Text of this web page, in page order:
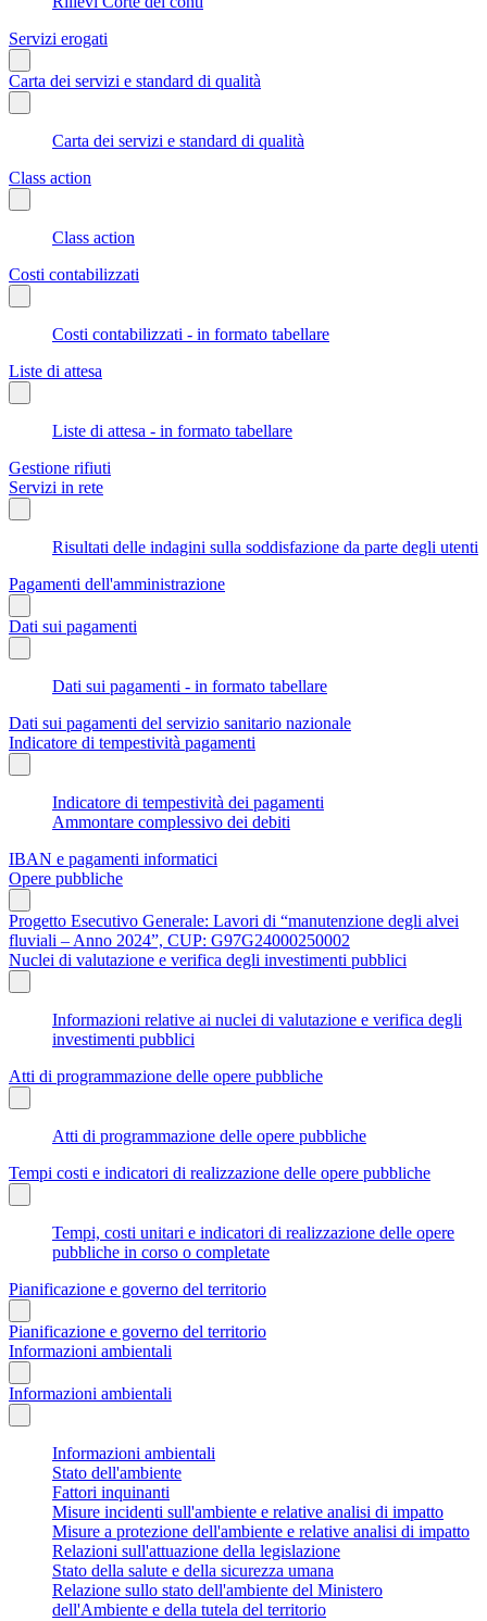
Servizi erogati
Carta dei servizi e standard di qualità
Carta dei servizi e standard di qualità
Class action
Class action
Costi contabilizzati
Costi contabilizzati - in formato tabellare
Liste di attesa
Liste di attesa - in formato tabellare
Gestione rifiuti
Servizi in rete
Risultati delle indagini sulla soddisfazione da parte degli utenti
Pagamenti dell'amministrazione
Dati sui pagamenti
Dati sui pagamenti - in formato tabellare
Dati sui pagamenti del servizio sanitario nazionale
Indicatore di tempestività pagamenti
Indicatore di tempestività dei pagamenti
Ammontare complessivo dei debiti
IBAN e pagamenti informatici
Opere pubbliche
Progetto Esecutivo Generale: Lavori di “manutenzione degli alvei
fluviali – Anno 2024”, CUP: G97G24000250002
Nuclei di valutazione e verifica degli investimenti pubblici
Informazioni relative ai nuclei di valutazione e verifica degli
investimenti pubblici
Atti di programmazione delle opere pubbliche
Atti di programmazione delle opere pubbliche
Tempi costi e indicatori di realizzazione delle opere pubbliche
Tempi, costi unitari e indicatori di realizzazione delle opere
pubbliche in corso o completate
Pianificazione e governo del territorio
Pianificazione e governo del territorio
Informazioni ambientali
Informazioni ambientali
Informazioni ambientali
Stato dell'ambiente
Fattori inquinanti
Misure incidenti sull'ambiente e relative analisi di impatto
Misure a protezione dell'ambiente e relative analisi di impatto
Relazioni sull'attuazione della legislazione
Stato della salute e della sicurezza umana
Relazione sullo stato dell'ambiente del Ministero
dell'Ambiente e della tutela del territorio